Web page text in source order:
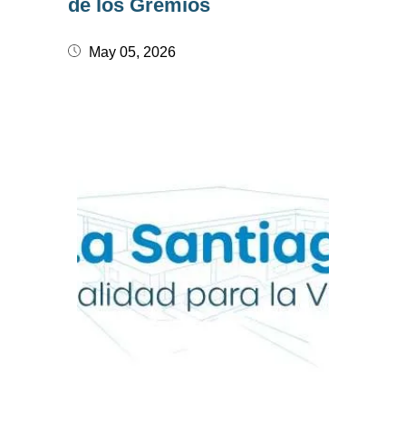
de los Gremios
May 05, 2026